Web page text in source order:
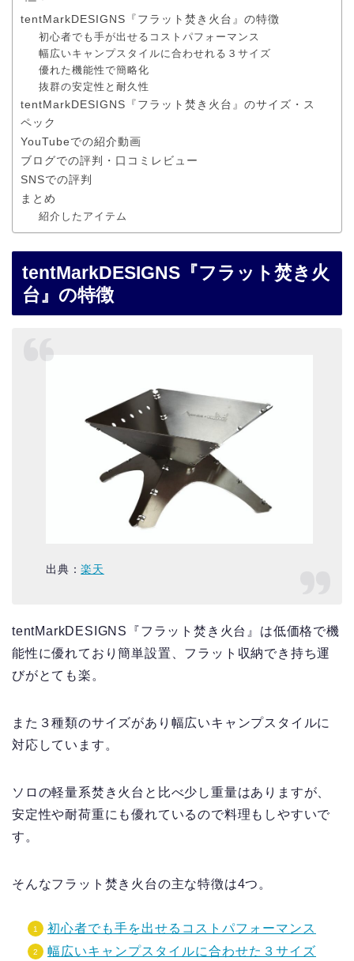
tentMarkDESIGNS『フラット焚き火台』の特徴
初心者でも手が出せるコストパフォーマンス
幅広いキャンプスタイルに合わせれる３サイズ
優れた機能性で簡略化
抜群の安定性と耐久性
tentMarkDESIGNS『フラット焚き火台』のサイズ・ス
ペック
YouTubeでの紹介動画
ブログでの評判・口コミレビュー
SNSでの評判
まとめ
紹介したアイテム
tentMarkDESIGNS『フラット焚き火
台』の特徴
出典：楽天
tentMarkDESIGNS『フラット焚き火台』は低価格で機
能性に優れており簡単設置、フラット収納でき持ち運
びがとても楽。
また３種類のサイズがあり幅広いキャンプスタイルに
対応しています。
ソロの軽量系焚き火台と比べ少し重量はありますが、
安定性や耐荷重にも優れているので料理もしやすいで
す。
そんなフラット焚き火台の主な特徴は4つ。
初心者でも手を出せるコストパフォーマンス
幅広いキャンプスタイルに合わせた３サイズ